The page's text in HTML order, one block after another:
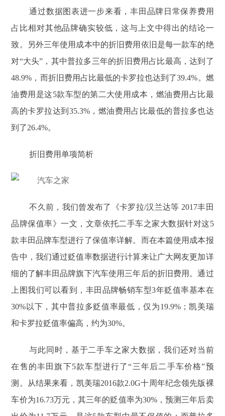
通过数据图表进一步来看，丰田品牌日常保养费用
占比相对其他品牌确实较低，这与上文中得出的结论一
致。另外三年使用成本中的折旧费用依旧是每一款车的绝
对“大头”，其中普拉多三年的折旧费用占比最高，达到了
48.9%，而折旧费用占比最低的卡罗拉也达到了39.4%。燃
油费用是这5款车型的第二大使用成本，燃油费用占比最
高的卡罗拉达到35.3%，燃油费用占比最低的普拉多也达
到了26.4%。
折旧费用单项简析
不久前，我们曾发布了《卡罗拉/汉兰达等 2017丰田
品牌保值率》一文，文章依托二手车之家大数据针对这5
款丰田品牌车型进行了保值率详解。而在本篇使用成本报
告中，我们通过贬值率数据进行计算来让广大网友更加详
细的了解丰田品牌旗下汽车使用三年后的折旧费用。通过
上图我们可以看到，丰田品牌畅销车型3年贬值率基本在
30%以下，其中普拉多贬值率最低，仅为19.9%；凯美瑞
和卡罗拉贬值率偏高，约为30%。
与此同时，基于二手车之家大数据，我们还对当前
在售的丰田旗下5款车型进行了“三年后二手车价格”预
测。从结果来看，凯美瑞2016款2.0G十周年纪念领先版裸
车价为16.73万元，其三年的贬值率为30%，预测三年后卖